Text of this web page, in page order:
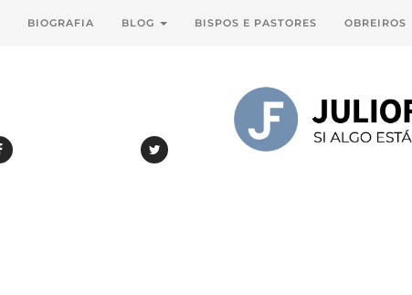
BIOGRAFIA BLOG BISPOS E PASTORES OBREIROS